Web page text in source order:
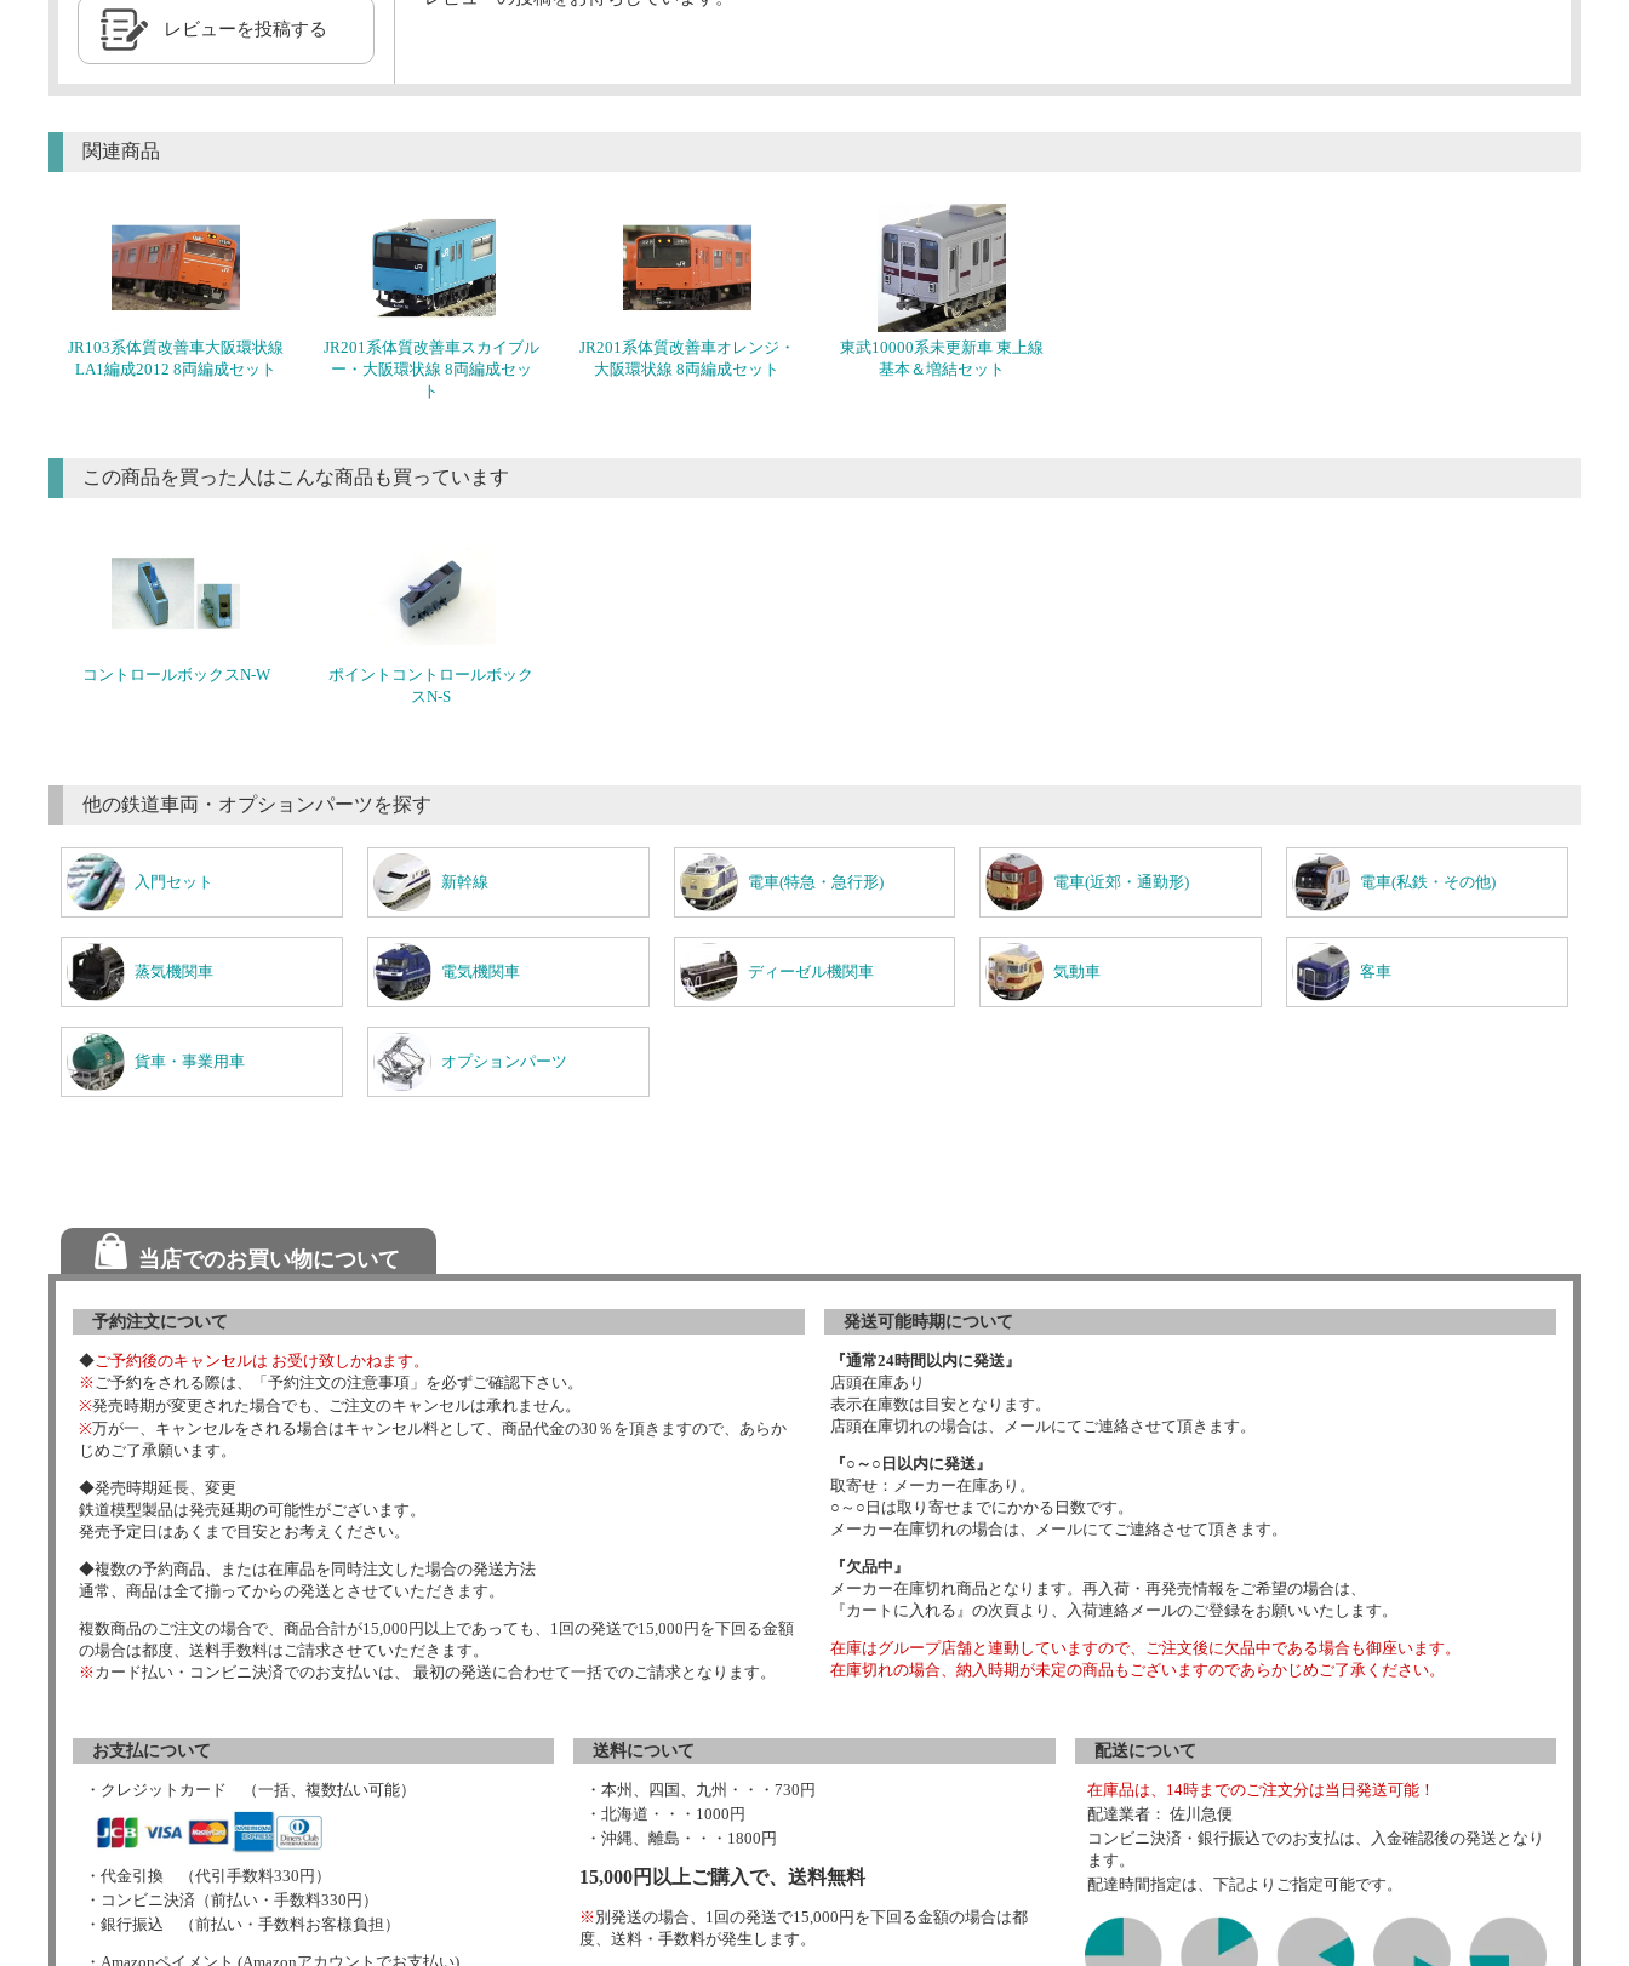
レビューを投稿する
関連商品
JR103系体質改善車大阪環状線
LA1編成2012 8両編成セット
JR201系体質改善車スカイブル
ー・大阪環状線 8両編成セッ
ト
JR201系体質改善車オレンジ・
大阪環状線 8両編成セット
東武10000系未更新車 東上線
基本＆増結セット
この商品を買った人はこんな商品も買っています
コントロールボックスN-W
ポイントコントロールボック
スN-S
他の鉄道車両・オプションパーツを探す
入門セット 新幹線 電車(特急・急行形) 電車(近郊・通勤形) 電車(私鉄・その他)
蒸気機関車 電気機関車 ディーゼル機関車 気動車 客車
貨車・事業用車 オプションパーツ
当店でのお買い物について
予約注文について
◆ご予約後のキャンセルは お受け致しかねます。
※ ご予約をされる際は、「予約注文の注意事項」を必ずご確認下さい。
※発売時期が変更された場合でも、ご注文のキャンセルは承れません。
※万が一、キャンセルをされる場合はキャンセル料として、商品代金の30％を頂きますので、あらか
じめご了承願います。
◆発売時期延長、変更
鉄道模型製品は発売延期の可能性がございます。
発売予定日はあくまで目安とお考えください。
◆複数の予約商品、または在庫品を同時注文した場合の発送方法
通常、商品は全て揃ってからの発送とさせていただきます。
複数商品のご注文の場合で、商品合計が15,000円以上であっても、1回の発送で15,000円を下回る金額
の場合は都度、送料手数料はご請求させていただきます。
※ カード払い・コンビニ決済でのお支払いは、 最初の発送に合わせて一括でのご請求となります。
発送可能時期について
『通常24時間以内に発送』
店頭在庫あり
表示在庫数は目安となります。
店頭在庫切れの場合は、メールにてご連絡させて頂きます。
『○～○日以内に発送』
取寄せ：メーカー在庫あり。
○～○日は取り寄せまでにかかる日数です。
メーカー在庫切れの場合は、メールにてご連絡させて頂きます。
『欠品中』
メーカー在庫切れ商品となります。再入荷・再発売情報をご希望の場合は、
『カートに入れる』の次頁より、入荷連絡メールのご登録をお願いいたします。
在庫はグループ店舗と連動していますので、ご注文後に欠品中である場合も御座います。
在庫切れの場合、納入時期が未定の商品もございますのであらかじめご了承ください。
お支払について
・クレジットカード （一括、複数払い可能）
・代金引換 （代引手数料330円）
・コンビニ決済（前払い・手数料330円）
・銀行振込 （前払い・手数料お客様負担）
・Amazonペイメント (Amazonアカウントでお支払い)
送料について
・本州、四国、九州・・・730円
・北海道・・・1000円
・沖縄、離島・・・1800円
15,000円以上ご購入で、送料無料
※ 別発送の場合、1回の発送で15,000円を下回る金額の場合は都
度、送料・手数料が発生します。
配送について
在庫品は、14時までのご注文分は当日発送可能！
配達業者： 佐川急便
コンビニ決済・銀行振込でのお支払は、入金確認後の発送となり
ます。
配達時間指定は、下記よりご指定可能です。